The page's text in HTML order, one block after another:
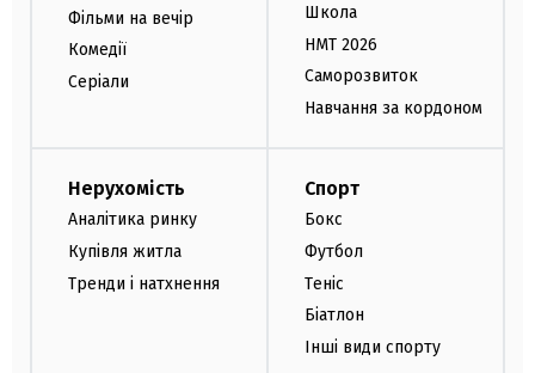
Фільми на вечір
Комедії
Серіали
Школа
НМТ 2026
Саморозвиток
Навчання за кордоном
Нерухомість
Аналітика ринку
Купівля житла
Тренди і натхнення
Спорт
Бокс
Футбол
Теніс
Біатлон
Інші види спорту